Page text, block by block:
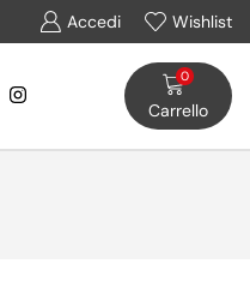
Assistenza WhatsApp: (+39)
Accedi Wishlist
0
Carrello